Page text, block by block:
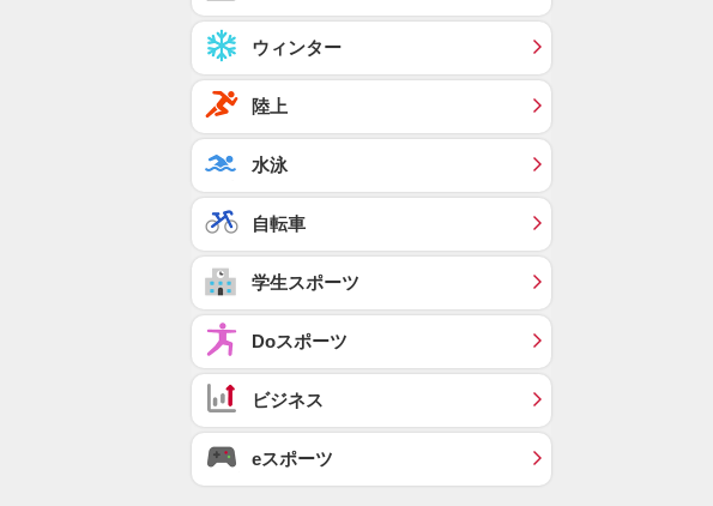
ウィンター
陸上
水泳
自転車
学生スポーツ
Doスポーツ
ビジネス
eスポーツ